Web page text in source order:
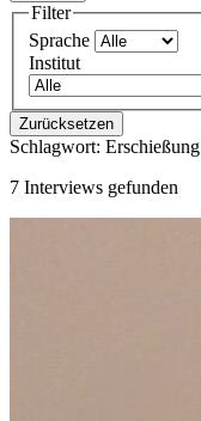
Filter
Sprache
Institut
Zurücksetzen
Schlagwort: Erschießung
7 Interviews gefunden